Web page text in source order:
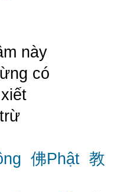
này
có
佛Phật 教